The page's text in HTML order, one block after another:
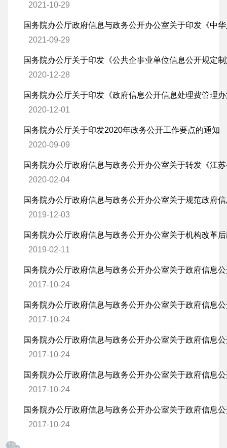
2021-10-29
2021-09-29
2020-12-28
国务院办公厅关于印发《政府信息公开信息处理费管理
2020-12-01
国务院办公厅关于印发2020年政务公开工作要点的通知
2020-09-09
2020-02-04
2019-12-03
2019-02-11
2017-10-24
2017-10-24
2017-10-24
2017-10-24
2017-10-24